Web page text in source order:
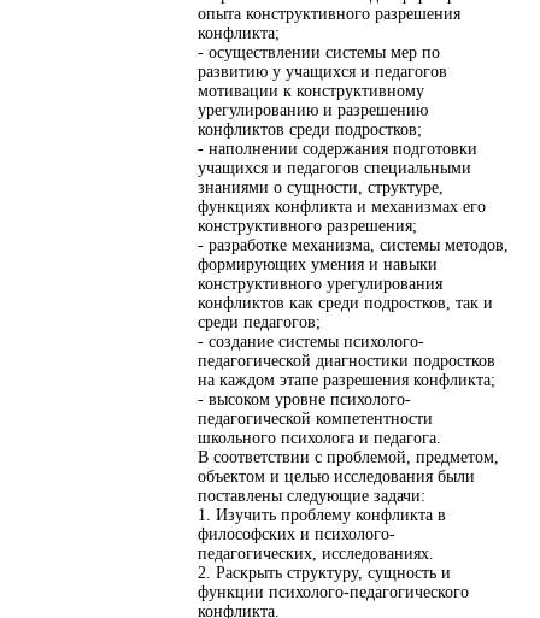
опыта конструктивного разрешения
конфликта;
- осуществлении системы мер по
развитию у учащихся и педагогов
мотивации к конструктивному
урегулированию и разрешению
конфликтов среди подростков;
- наполнении содержания подготовки
учащихся и педагогов специальными
знаниями о сущности, структуре,
функциях конфликта и механизмах его
конструктивного разрешения;
- разработке механизма, системы методов,
формирующих умения и навыки
конструктивного урегулирования
конфликтов как среди подростков, так и
среди педагогов;
- создание системы психолого-
педагогической диагностики подростков
на каждом этапе разрешения конфликта;
- высоком уровне психолого-
педагогической компетентности
школьного психолога и педагога.
В соответствии с проблемой, предметом,
объектом и целью исследования были
поставлены следующие задачи:
1. Изучить проблему конфликта в
философских и психолого-
педагогических, исследованиях.
2. Раскрыть структуру, сущность и
функции психолого-педагогического
конфликта.